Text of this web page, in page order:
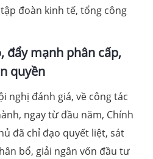
đoàn kinh tế, tổng công
đẩy mạnh phân cấp,
quyền
nghị đánh giá, về công tác
ngay từ đầu năm, Chính
đã chỉ đạo quyết liệt, sát
bổ, giải ngân vốn đầu tư